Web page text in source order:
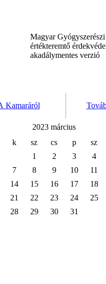
Magyar
értékteremtő
akadálymentes verzió
Kamaráról
2023 március
k sz cs p
sz
1
2 3
4
7 8 9 10
11
14 15 16 17
18
21 22 23 24
25
28 29 30 31